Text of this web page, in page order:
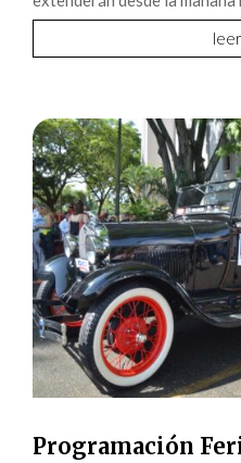
Programación